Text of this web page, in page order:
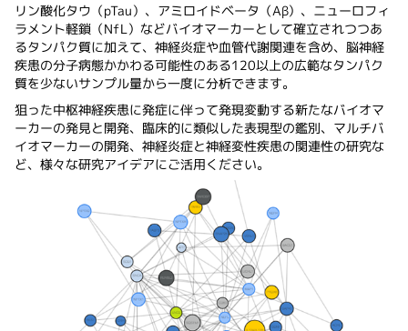
リン酸化タウ（pTau）、アミロイドベータ（Aβ）、ニューロフィ
ラメント軽鎖（NfL）などバイオマーカーとして確立されつつあ
るタンパク質に加えて、神経炎症や血管代謝関連を含め、脳神経
疾患の分子病態かかわる可能性のある120以上の広範なタンパク
質を少ないサンプル量から一度に分析できます。
狙った中枢神経疾患に発症に伴って発現変動する新たなバイオマ
ーカーの発見と開発、臨床的に類似した表現型の鑑別、マルチバ
イオマーカーの開発、神経炎症と神経変性疾患の関連性の研究な
ど、様々な研究アイデアにご活用ください。